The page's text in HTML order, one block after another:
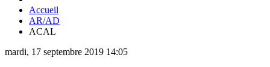
Accueil
AR/AD
ACAL
mardi, 17 septembre 2019 14:05